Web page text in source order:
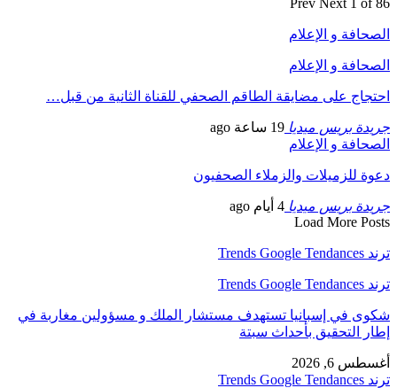
الصحافة و الإعلام
الصحافة و الإعلام
احتجاج على مضايقة الطاقم الصحفي للقناة الثانية من قبل…
جريدة بريس ميديا 19 ساعة ago
الصحافة و الإعلام
دعوة للزميلات والزملاء الصحفيون
جريدة بريس ميديا 4 أيام ago
Load More Posts
ترند Trends Google Tendances
ترند Trends Google Tendances
شكوى في إسبانيا تستهدف مستشار الملك و مسؤولين مغاربة في
إطار التحقيق بأحداث سبتة
أغسطس 6, 2026
ترند Trends Google Tendances